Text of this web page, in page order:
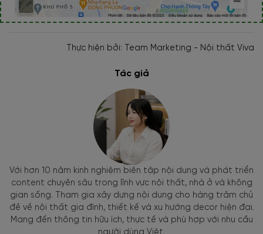
Thực hiện bởi: Team Marketing - Nội thất Viva
Tác giả
Với hơn 10 năm kinh nghiệm biên tập nội dung và phát triển
content chuyên sâu trong lĩnh vực nội thất, nhà ở và không
gian sống. Tham gia xây dựng nội dung cho hàng trăm chủ
đề về nội thất gia đình, thiết kế và xu hướng decor hiện đại.
Mang đến thông tin hữu ích, thực tế và phù hợp với nhu cầu